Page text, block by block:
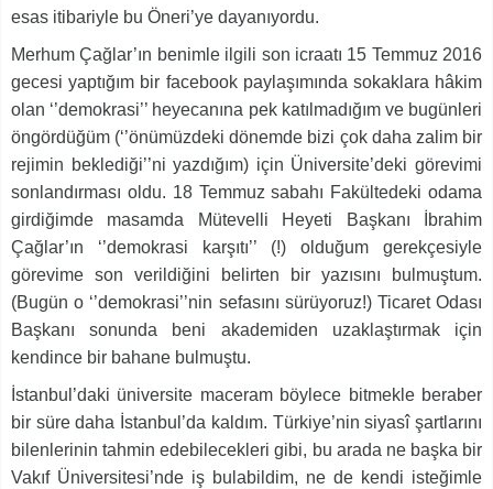
esas itibariyle bu Öneri’ye dayanıyordu.
Merhum Çağlar’ın benimle ilgili son icraatı 15 Temmuz 2016
gecesi yaptığım bir facebook paylaşımında sokaklara hâkim
olan ‘’demokrasi’’ heyecanına pek katılmadığım ve bugünleri
öngördüğüm (‘’önümüzdeki dönemde bizi çok daha zalim bir
rejimin beklediği’’ni yazdığım) için Üniversite’deki görevimi
sonlandırması oldu. 18 Temmuz sabahı Fakültedeki odama
girdiğimde masamda Mütevelli Heyeti Başkanı İbrahim
Çağlar’ın ‘’demokrasi karşıtı’’ (!) olduğum gerekçesiyle
görevime son verildiğini belirten bir yazısını bulmuştum.
(Bugün o ‘’demokrasi’’nin sefasını sürüyoruz!) Ticaret Odası
Başkanı sonunda beni akademiden uzaklaştırmak için
kendince bir bahane bulmuştu.
İstanbul’daki üniversite maceram böylece bitmekle beraber
bir süre daha İstanbul’da kaldım. Türkiye’nin siyasî şartlarını
bilenlerinin tahmin edebilecekleri gibi, bu arada ne başka bir
Vakıf Üniversitesi’nde iş bulabildim, ne de kendi isteğimle